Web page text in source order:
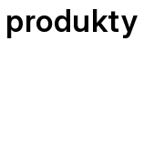
produkty